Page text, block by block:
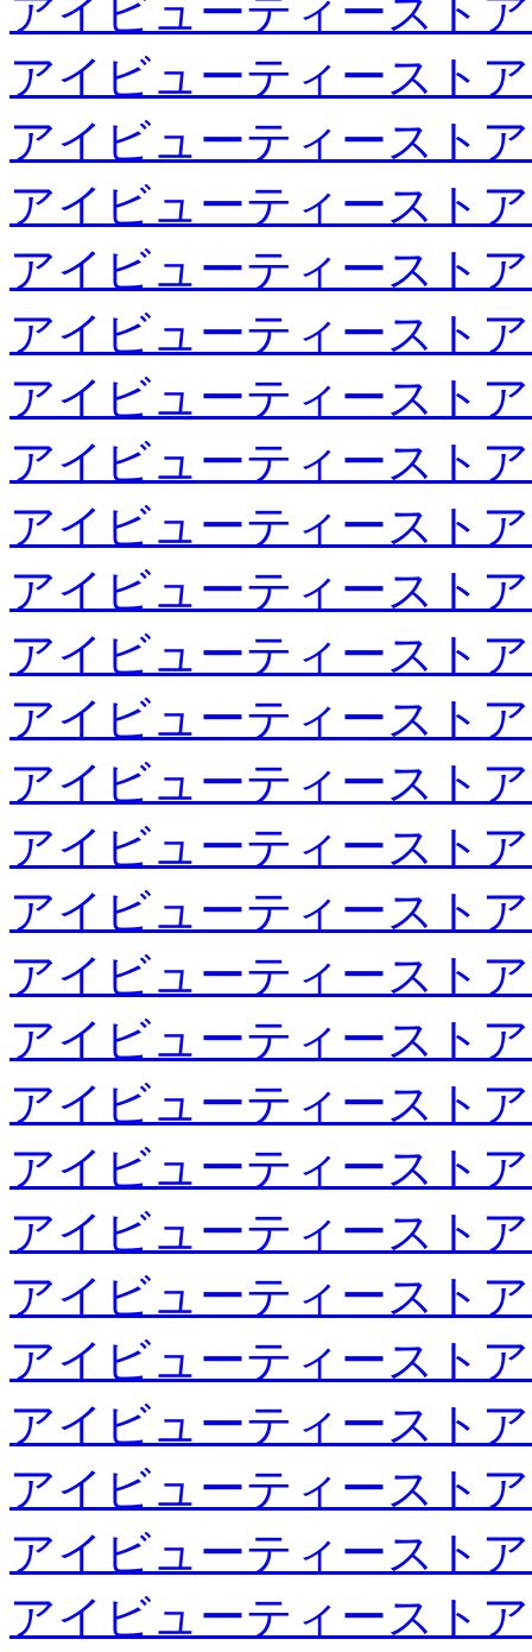
アイビューティースト
アイビューティースト
アイビューティースト
アイビューティースト
アイビューティースト
アイビューティースト
アイビューティースト
アイビューティースト
アイビューティースト
アイビューティースト
アイビューティースト
アイビューティースト
アイビューティースト
アイビューティースト
アイビューティースト
アイビューティースト
アイビューティースト
アイビューティースト
アイビューティースト
アイビューティースト
アイビューティースト
アイビューティースト
アイビューティースト
アイビューティースト
アイビューティースト
アイビューティースト